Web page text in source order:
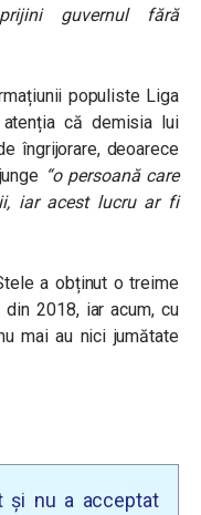
guvernul fără
populiste Liga
că demisia lui
îngrijorare, deoarece
“o persoană care
iar acest lucru ar fi
a obținut o treime
2018, iar acum, cu
mai au nici jumătate
și nu a acceptat